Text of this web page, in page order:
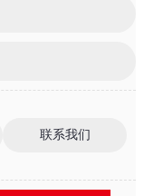
联系我们